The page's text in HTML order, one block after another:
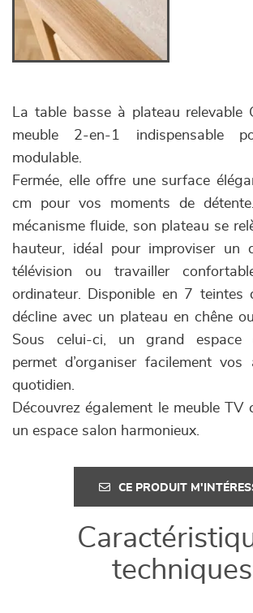
La table basse à plateau relevable
meuble 2-en-1 indispensable
modulable.
Fermée, elle offre une surface
cm pour vos moments de
mécanisme fluide, son plateau se
hauteur, idéal pour improviser un
télévision ou travailler
ordinateur. Disponible en 7 teintes
décline avec un plateau en chêne
Sous celui-ci, un grand espace
permet d’organiser facilement vos
quotidien.
Découvrez également le meuble TV
un espace salon harmonieux.
CE PRODUIT
techniques